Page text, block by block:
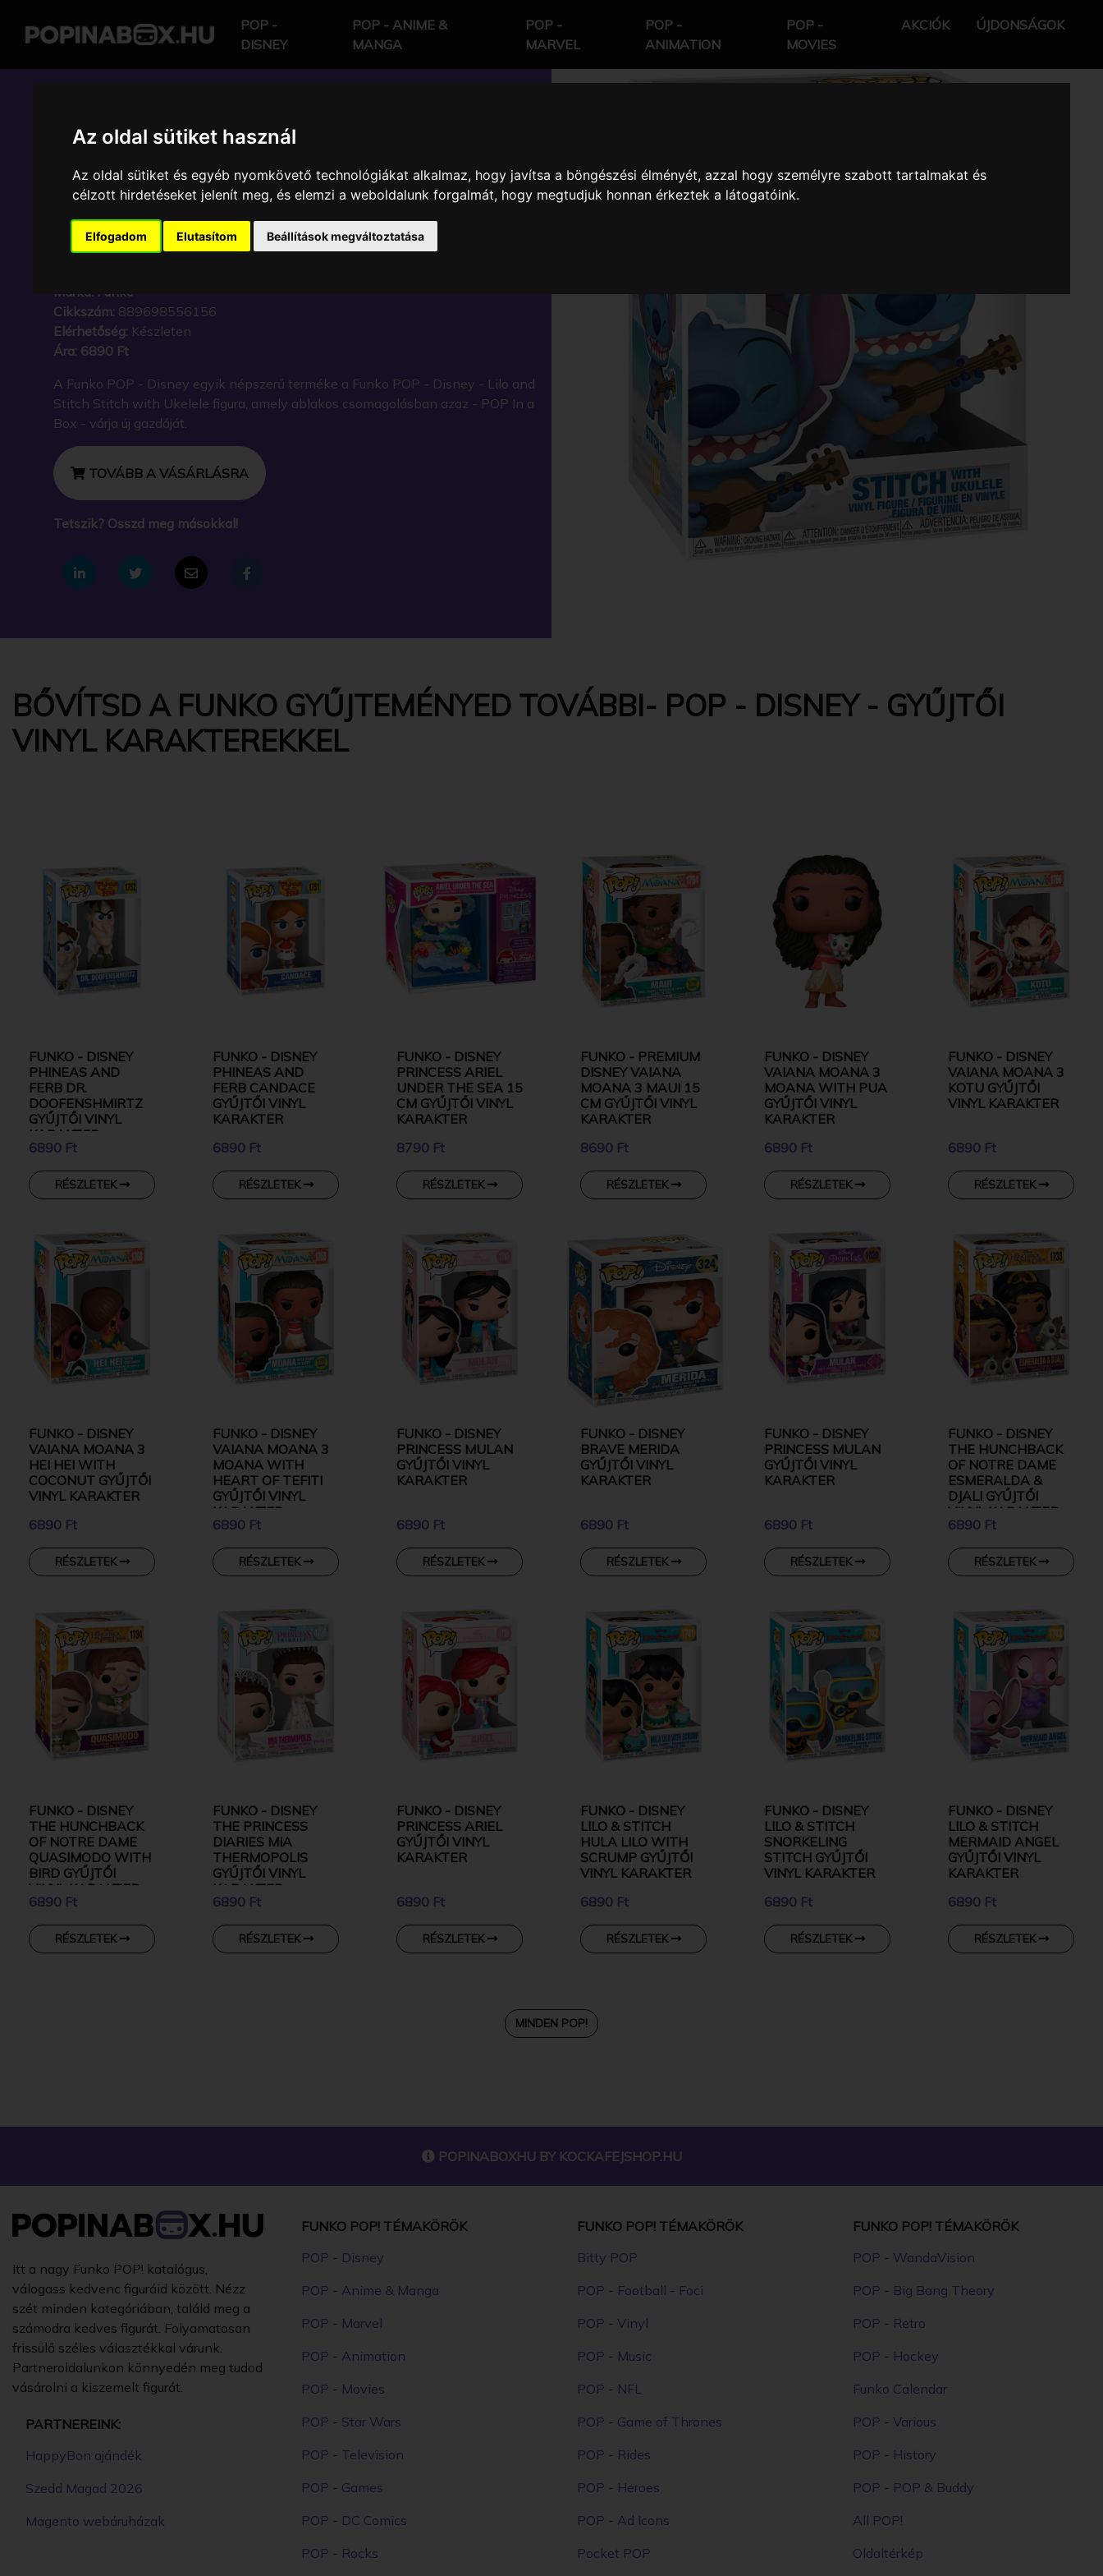
Az oldal sütiket használ
Az oldal sütiket és egyéb nyomkövető technológiákat alkalmaz, hogy javítsa a böngészési élményét, azzal hogy személyre szabott tartalmakat és
célzott hirdetéseket jelenít meg, és elemzi a weboldalunk forgalmát, hogy megtudjuk honnan érkeztek a látogatóink.
Elfogadom Elutasítom Beállítások megváltoztatása
POP -
DISNEY
POP - ANIME &
MANGA
POP -
MARVEL
POP -
ANIMATION
POP -
MOVIES
AKCIÓK ÚJDONSÁGOK
POP IN A BOX HU
FUNKO POP - DISNEY - LILO AND
STITCH STITCH WITH UKELELE
FIGURA
Márka: Funko
Cikkszám: 889698556156
Elérhetőség: Készleten
Ára: 6890 Ft
A Funko POP - Disney egyik népszerű terméke a Funko POP - Disney - Lilo and
Stitch Stitch with Ukelele figura, amely ablakos csomagolásban azaz - POP In a
Box - várja új gazdáját.
TOVÁBB A VÁSÁRLÁSRA
Tetszik? Osszd meg másokkal!
BŐVÍTSD A FUNKO GYŰJTEMÉNYED TOVÁBBI- POP - DISNEY - GYŰJTŐI
VINYL KARAKTEREKKEL
FUNKO - DISNEY
PHINEAS AND
FERB DR.
DOOFENSHMIRTZ
GYŰJTŐI VINYL
KARAKTER
6890 Ft
RÉSZLETEK
FUNKO - DISNEY
PHINEAS AND
FERB CANDACE
GYŰJTŐI VINYL
KARAKTER
6890 Ft
RÉSZLETEK
FUNKO - DISNEY
PRINCESS ARIEL
UNDER THE SEA 15
CM GYŰJTŐI VINYL
KARAKTER
8790 Ft
RÉSZLETEK
FUNKO - PREMIUM
DISNEY VAIANA
MOANA 3 MAUI 15
CM GYŰJTŐI VINYL
KARAKTER
8690 Ft
RÉSZLETEK
FUNKO - DISNEY
VAIANA MOANA 3
MOANA WITH PUA
GYŰJTŐI VINYL
KARAKTER
6890 Ft
RÉSZLETEK
FUNKO - DISNEY
VAIANA MOANA 3
KOTU GYŰJTŐI
VINYL KARAKTER
6890 Ft
RÉSZLETEK
FUNKO - DISNEY
VAIANA MOANA 3
HEI HEI WITH
COCONUT GYŰJTŐI
VINYL KARAKTER
6890 Ft
RÉSZLETEK
FUNKO - DISNEY
VAIANA MOANA 3
MOANA WITH
HEART OF TEFITI
GYŰJTŐI VINYL
KARAKTER
6890 Ft
RÉSZLETEK
FUNKO - DISNEY
PRINCESS MULAN
GYŰJTŐI VINYL
KARAKTER
6890 Ft
RÉSZLETEK
FUNKO - DISNEY
BRAVE MERIDA
GYŰJTŐI VINYL
KARAKTER
6890 Ft
RÉSZLETEK
FUNKO - DISNEY
PRINCESS MULAN
GYŰJTŐI VINYL
KARAKTER
6890 Ft
RÉSZLETEK
FUNKO - DISNEY
THE HUNCHBACK
OF NOTRE DAME
ESMERALDA &
DJALI GYŰJTŐI
VINYL KARAKTER
6890 Ft
RÉSZLETEK
FUNKO - DISNEY
THE HUNCHBACK
OF NOTRE DAME
QUASIMODO WITH
BIRD GYŰJTŐI
VINYL KARAKTER
6890 Ft
RÉSZLETEK
FUNKO - DISNEY
THE PRINCESS
DIARIES MIA
THERMOPOLIS
GYŰJTŐI VINYL
KARAKTER
6890 Ft
RÉSZLETEK
FUNKO - DISNEY
PRINCESS ARIEL
GYŰJTŐI VINYL
KARAKTER
6890 Ft
RÉSZLETEK
FUNKO - DISNEY
LILO & STITCH
HULA LILO WITH
SCRUMP GYŰJTŐI
VINYL KARAKTER
6890 Ft
RÉSZLETEK
FUNKO - DISNEY
LILO & STITCH
SNORKELING
STITCH GYŰJTŐI
VINYL KARAKTER
6890 Ft
RÉSZLETEK
FUNKO - DISNEY
LILO & STITCH
MERMAID ANGEL
GYŰJTŐI VINYL
KARAKTER
6890 Ft
RÉSZLETEK
MINDEN POP!
POPINABOXHU BY KOCKAFEJSHOP.HU
Itt a nagy Funko POP! katalógus,
válogass kedvenc figuráid között. Nézz
szét minden kategóriában, találd meg a
számodra kedves figurát. Folyamatosan
frissülő széles választékkal várunk.
Partneroldalunkon könnyedén meg tudod
vásárolni a kiszemelt figurát.
PARTNEREINK:
HappyBon ajándék
Szedd Magad 2026
Magento webáruházak
FUNKO POP! TÉMAKÖRÖK
POP - Disney
POP - Anime & Manga
POP - Marvel
POP - Animation
POP - Movies
POP - Star Wars
POP - Television
POP - Games
POP - DC Comics
POP - Rocks
FUNKO POP! TÉMAKÖRÖK
Bitty POP
POP - Football - Foci
POP - Vinyl
POP - Music
POP - NFL
POP - Game of Thrones
POP - Rides
POP - Heroes
POP - Ad Icons
Pocket POP
FUNKO POP! TÉMAKÖRÖK
POP - WandaVision
POP - Big Bang Theory
POP - Retro
POP - Hockey
Funko Calendar
POP - Various
POP - History
POP - POP & Buddy
All POP!
Oldaltérkép